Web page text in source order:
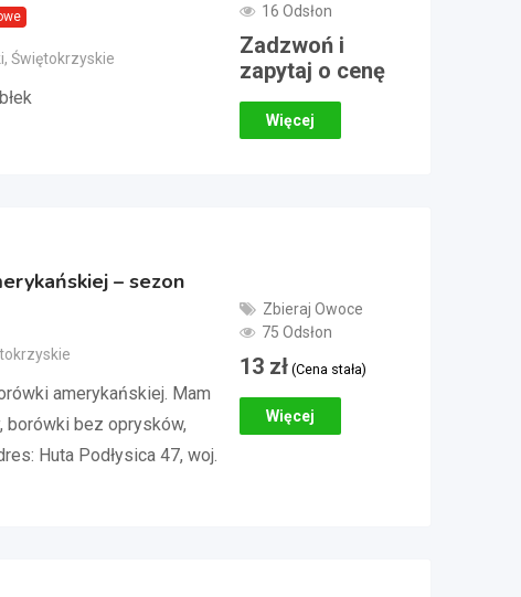
Świętokrzyskie
16 Odsłon
Zadzwoń i
zapytaj o cenę
Więcej
– sezon
amerykańskiej. Mam
borówki bez oprysków,
Huta Podłysica 47, woj.
Zbieraj Owoce
75 Odsłon
13 zł (Cena stała)
Więcej